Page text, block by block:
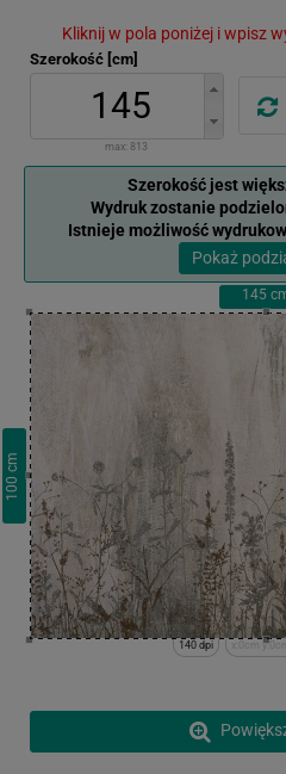
Kliknij w pola poniżej i wpisz
Szerokość [cm]
max: 813
Szerokość jest
Wydruk zostanie
Istnieje możliwość
Pokaż
145
100
cm
x:0cm
140 dpi